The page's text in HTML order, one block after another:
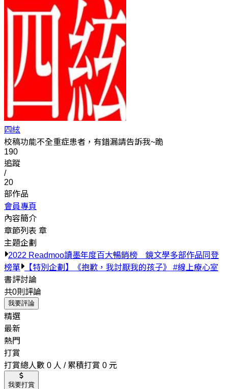
四絃
校稿功能不全重症患者，有錯漏請告訴我~跪
190
追蹤
/
20
部作品
會員專頁
內容簡介
章節列表 章
主題企劃
2022 Readmoo讀墨年度百大暢銷榜 鏡文學多部作品同登
榜單
【特別企劃】《抱歉，我討厭我的孩子》 #線上療心室
書評討論
共0則評論
我要評論
精選
最新
熱門
打賞
打賞總人數 0 人 / 累積打賞 0 元
我要打賞